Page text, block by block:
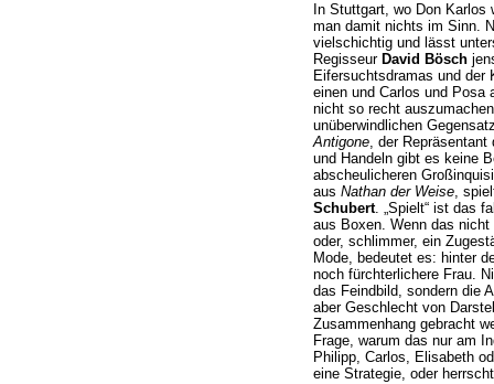
In Stuttgart, wo Don Karlos
man damit nichts im Sinn.
vielschichtig und lässt
Regisseur David Bösch
Eifersuchtsdramas und der
einen und Carlos und Posa
nicht so recht
unüberwindlichen
Antigone, der Repräsentant
und Handeln gibt es keine
abscheulicheren
aus Nathan der Weise,
Schubert. „Spielt“ ist das
aus Boxen. Wenn das
oder, schlimmer, ein
Mode, bedeutet es: hinter
noch fürchterlichere Frau.
das Feindbild, sondern die
aber Geschlecht von
Zusammenhang gebracht
Frage, warum das nur am
Philipp, Carlos, Elisabeth
eine Strategie, oder